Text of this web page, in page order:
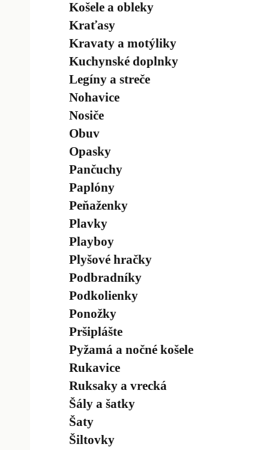
Košele a obleky
Kraťasy
Kravaty a motýliky
Kuchynské doplnky
Legíny a streče
Nohavice
Nosiče
Obuv
Opasky
Pančuchy
Paplóny
Peňaženky
Plavky
Playboy
Plyšové hračky
Podbradníky
Podkolienky
Ponožky
Pršiplášte
Pyžamá a nočné košele
Rukavice
Ruksaky a vrecká
Šály a šatky
Šaty
Šiltovky